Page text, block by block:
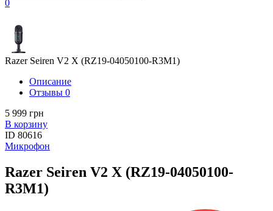
0
Razer Seiren V2 X (RZ19-04050100-R3M1)
Описание
Отзывы 0
5 999 грн
В корзину
ID 80616
Микрофон
Razer Seiren V2 X (RZ19-04050100-
R3M1)